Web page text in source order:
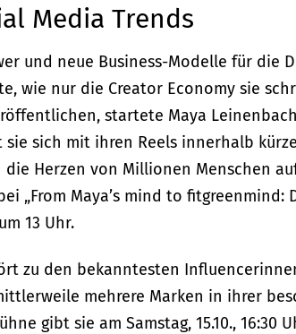
Media Trends
und neue Business-Modelle für die
wie nur die Creator Economy sie
startete Maya
sie sich mit ihren Reels innerhalb
Herzen von Millionen Menschen
„From Maya’s mind to fitgreenmind:
13 Uhr.
zu den bekanntesten
mehrere Marken in ihrer
gibt sie am Samstag, 15.10.,